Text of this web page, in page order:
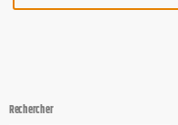
Rechercher